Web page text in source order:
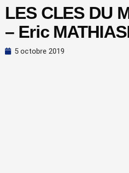
LES CLES DU
– Eric
5 octobre 2019